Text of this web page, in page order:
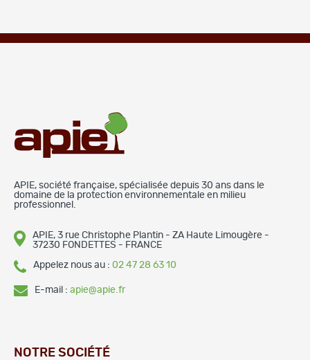
APIE, société française, spécialisée depuis 30 ans dans le
domaine de la protection environnementale en milieu
professionnel.
APIE, 3 rue Christophe Plantin - ZA Haute Limougère -
37230 FONDETTES - FRANCE
Appelez nous au : 02 47 28 63 10
E-mail : apie@apie.fr
NOTRE SOCIÉTÉ